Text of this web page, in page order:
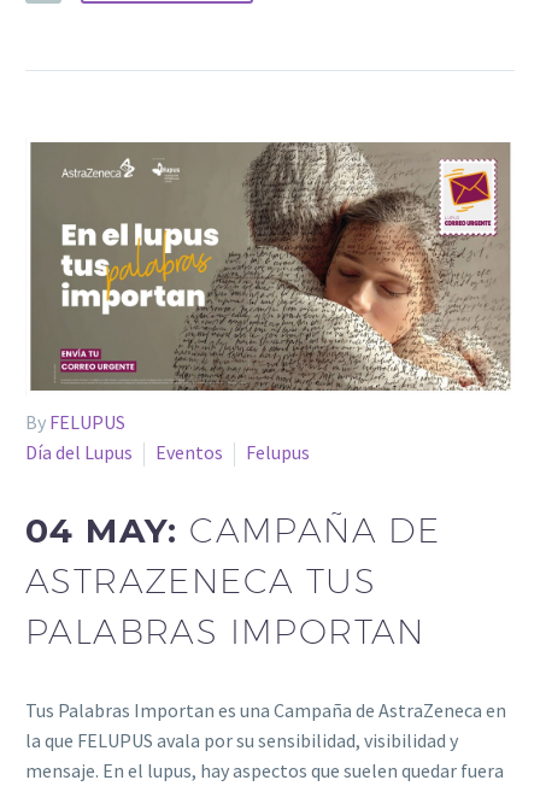
By FELUPUS
Día del Lupus
Eventos Felupus
04 MAY: CAMPAÑA DE
ASTRAZENECA TUS
PALABRAS IMPORTAN
Tus Palabras Importan es una Campaña de AstraZeneca en
la que FELUPUS avala por su sensibilidad, visibilidad y
mensaje. En el lupus, hay aspectos que suelen quedar fuera